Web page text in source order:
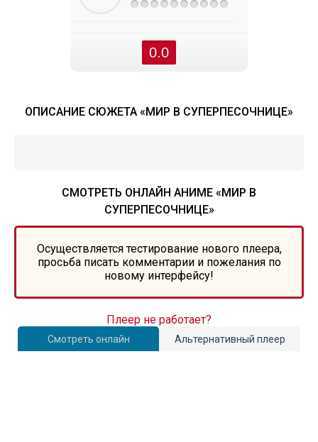
0.0
ОПИСАНИЕ СЮЖЕТА «МИР В СУПЕРПЕСОЧНИЦЕ»
СМОТРЕТЬ ОНЛАЙН АНИМЕ «МИР В
СУПЕРПЕСОЧНИЦЕ»
Осуществляется тестирование нового плеера,
просьба писать комментарии и пожелания по
новому интерфейсу!
Смотреть онлайн Альтернативный плеер
Плеер не работает?